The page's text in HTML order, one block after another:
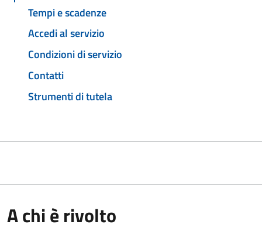
Tempi e scadenze
Accedi al servizio
Condizioni di servizio
Contatti
Strumenti di tutela
A chi è rivolto